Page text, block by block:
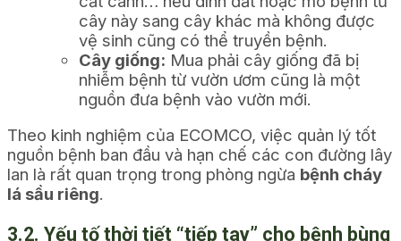
cây này sang cây khác mà không được
vệ sinh cũng có thể truyền bệnh.
Cây giống: Mua phải cây giống đã bị
nhiễm bệnh từ vườn ươm cũng là một
nguồn đưa bệnh vào vườn mới.
Theo kinh nghiệm của ECOMCO, việc quản lý tốt
nguồn bệnh ban đầu và hạn chế các con đường lây
lan là rất quan trọng trong phòng ngừa bệnh cháy
lá sầu riêng.
3.2. Yếu tố thời tiết “tiếp tay” cho bệnh bùng